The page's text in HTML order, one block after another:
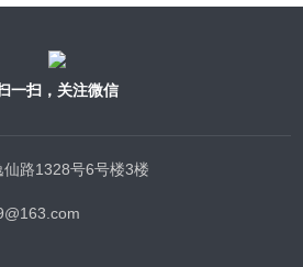
一扫，关注微信
仙路1328号6号楼3楼